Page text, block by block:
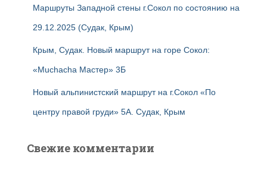
Маршруты Западной стены г.Сокол по состоянию на
29.12.2025 (Судак, Крым)
Крым, Судак. Новый маршрут на горе Сокол:
«Muchacha Мастер» 3Б
Новый альпинистский маршрут на г.Сокол «По
центру правой груди» 5А. Судак, Крым
Свежие комментарии